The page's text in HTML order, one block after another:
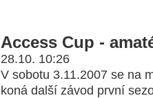
Access Cup -
28.10. 10:26
V sobotu 3.11.2007 se na
koná další závod první